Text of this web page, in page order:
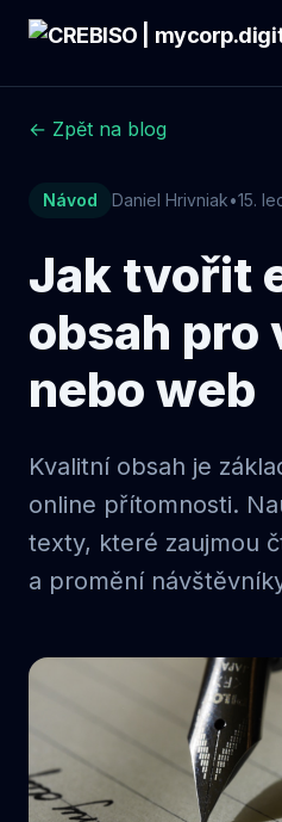
← Zpět na blog
Návod Daniel Hrivniak•15.
Jak tvořit
obsah pro
nebo web
Kvalitní obsah je
online přítomnosti.
texty, které zaujmou
a promění